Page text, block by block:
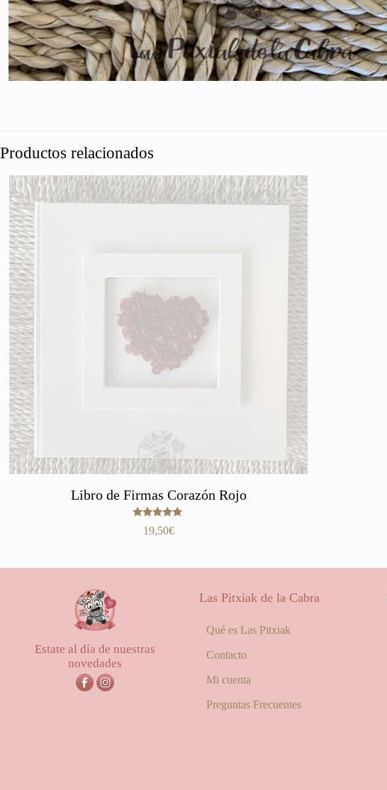
Productos relacionados
Libro de Firmas Corazón Rojo
Valorado
con
19,50€
Estate al día de nuestras
novedades
Las Pitxiak de la Cabra
Qué es Las Pitxiak
Contacto
Mi cuenta
Preguntas Frecuentes